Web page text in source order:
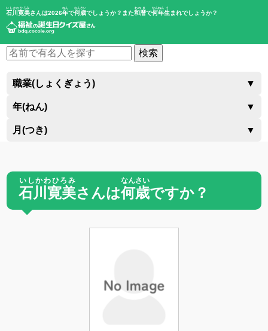
石川寛美
いしかわひろみ
さんは2026年
ねん
で何歳
なんさい
でしょうか？また和暦
われき
で何年
なんねん
生
う
まれでしょうか？
検索
職業(しょくぎょう) ▼
年(ねん) ▼
月(つき) ▼
石川寛美
いしかわひろみ
さんは何歳
なんさい
ですか？